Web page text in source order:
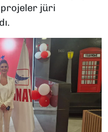
projeler jüri